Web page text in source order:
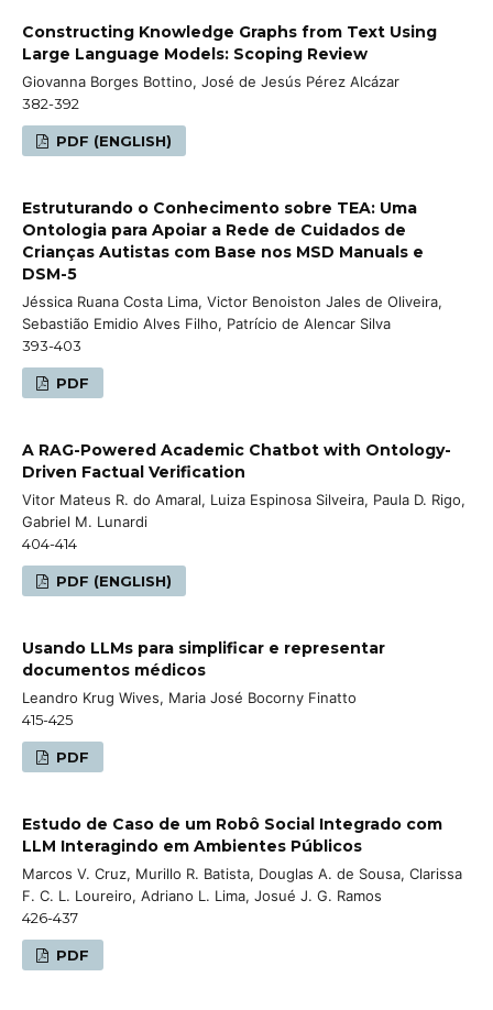
Constructing Knowledge Graphs from Text Using
Large Language Models: Scoping Review
Giovanna Borges Bottino, José de Jesús Pérez Alcázar
382-392
PDF (ENGLISH)
Estruturando o Conhecimento sobre TEA: Uma
Ontologia para Apoiar a Rede de Cuidados de
Crianças Autistas com Base nos MSD Manuals e
DSM-5
Jéssica Ruana Costa Lima, Victor Benoiston Jales de Oliveira,
Sebastião Emidio Alves Filho, Patrício de Alencar Silva
393-403
PDF
A RAG-Powered Academic Chatbot with Ontology-
Driven Factual Verification
Vitor Mateus R. do Amaral, Luiza Espinosa Silveira, Paula D. Rigo,
Gabriel M. Lunardi
404-414
PDF (ENGLISH)
Usando LLMs para simplificar e representar
documentos médicos
Leandro Krug Wives, Maria José Bocorny Finatto
415-425
PDF
Estudo de Caso de um Robô Social Integrado com
LLM Interagindo em Ambientes Públicos
Marcos V. Cruz, Murillo R. Batista, Douglas A. de Sousa, Clarissa
F. C. L. Loureiro, Adriano L. Lima, Josué J. G. Ramos
426-437
PDF